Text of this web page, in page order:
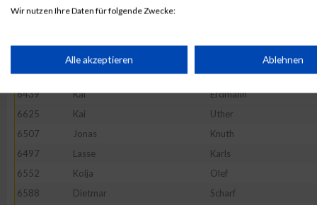
6565
Anna
Christoph
6476
Michael Henke
6439
Kai Erdmann
6625
Kai Uther
6507
Jonas Knuth
6497
Lasse Karls
6552
Kolja Olef
6588
Dietmar Scharf
Wir nutzen Ihre Daten für folgende Zwecke:
Speichern von oder Zugriff auf Informationen auf einem
Verwendung reduzierter Daten zur Auswahl von Werbeanzeigen
Verwendung von Profilen zur Auswahl personalisierter Werbung
Alle akzeptieren Ablehnen